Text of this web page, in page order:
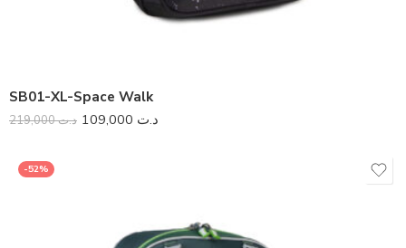
SB01-XL-Space Walk
د.ت219,000 د.ت
-52%